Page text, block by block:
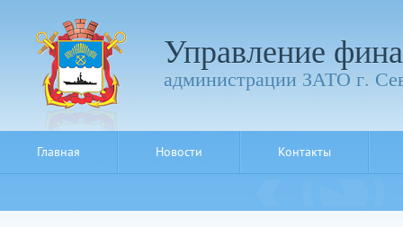
Управление
администрации ЗАТО г.
Главная Новости Контакты